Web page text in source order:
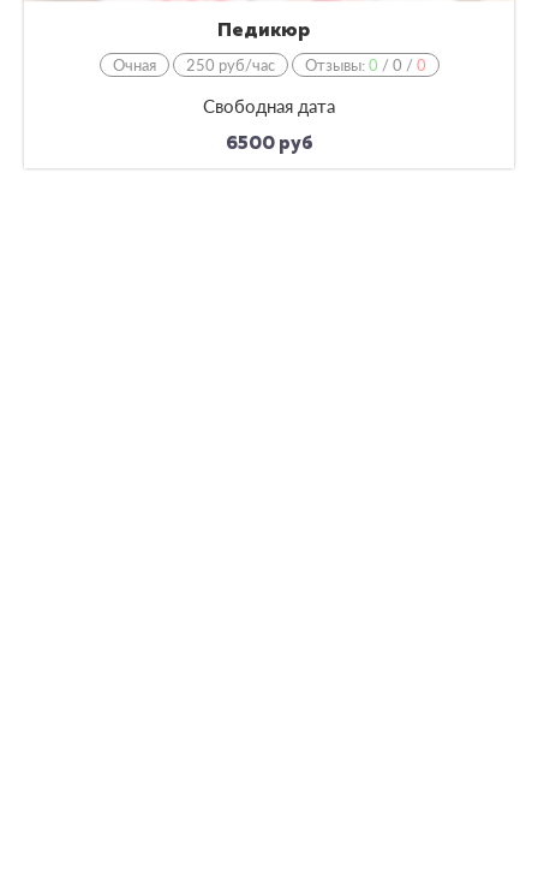
Педикюр
Очная
250 руб/час Отзывы:0 /0 /0
Свободная дата
6500 руб